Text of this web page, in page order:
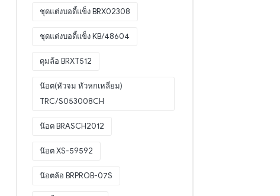
ชุดแต่งบอดี้แข็ง BRX02308
ชุดแต่งบอดี้แข็ง KB/48604
ดุมล้อ BRXT512
น๊อต(หัวจม หัวหกเหลี่ยม)
TRC/S053008CH
น๊อต BRASCH2012
น๊อต XS-59592
น๊อตล้อ BRPROB-07S